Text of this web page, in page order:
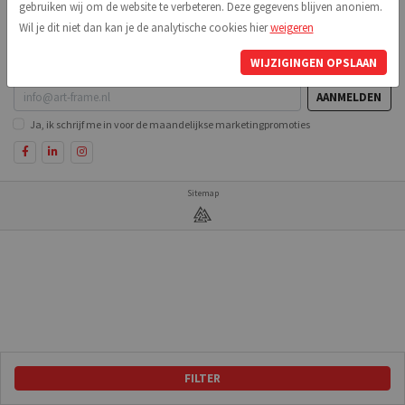
FILTER
BLIJF OP DE HOOGTE
Volg ons op social media en blijf op de hoogte van de laatste nieuwtjes en
AANMELDEN
Ja, ik schrijf me in voor de maandelijkse marketingpromoties
Sitemap
gebruiken wij om de website te verbeteren. Deze gegevens blijven anoniem.
Wil je dit niet dan kan je de analytische cookies hierweigeren
WIJZIGINGEN OPSLAAN